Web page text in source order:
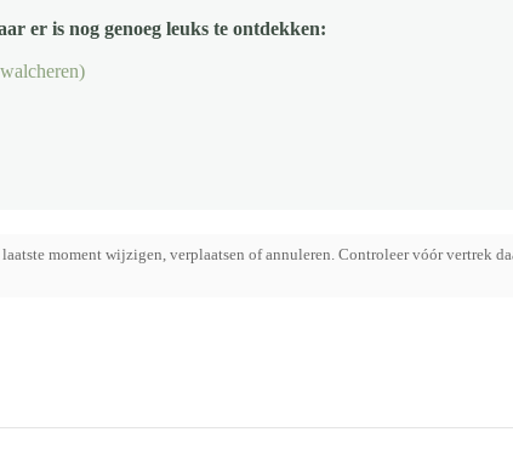
er is nog genoeg leuks te ontdekken:
moment wijzigen, verplaatsen of annuleren. Controleer vóór vertrek